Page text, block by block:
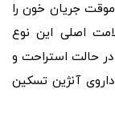
جریان خون را
اصلی این نوع
حالت استراحت و
آنژین تسکین